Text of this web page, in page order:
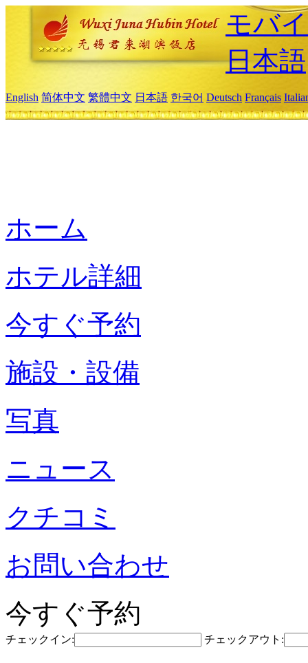
モバ
日本語
English 简体中文 繁體中文 日本語 한국어 Deutsch Français
ホーム
ホテル詳細
今すぐ予約
施設・設備
写真
ニュース
クチコミ
お問い合わせ
今すぐ予約
チェックイン: チェックアウト: